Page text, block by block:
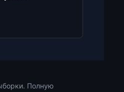
Полную